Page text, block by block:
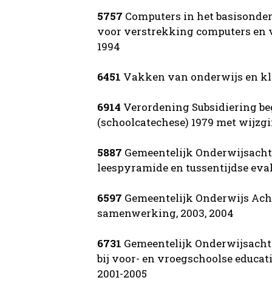
5757 Computers in het
voor verstrekking computers en
1994
6451 Vakken van onderwijs en
6914 Verordening Subsidiering
(schoolcatechese) 1979 met
5887 Gemeentelijk
leespyramide en tussentijdse
6597 Gemeentelijk Onderwijs
samenwerking, 2003, 2004
6731 Gemeentelijk
bij voor- en vroegschoolse
2001-2005